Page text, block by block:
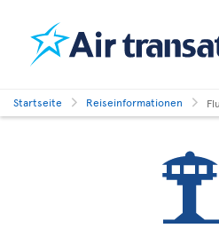
Startseite Reiseinformationen